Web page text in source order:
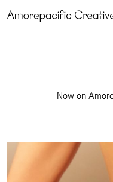
Now on